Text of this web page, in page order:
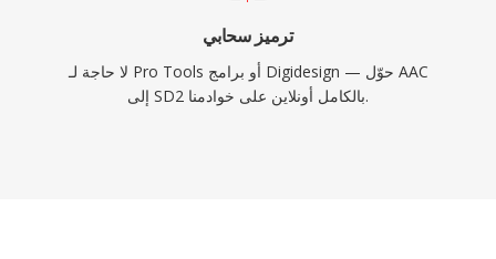
ترميز سحابي
لا حاجة لـ Pro Tools أو برامج Digidesign — حوّل AAC
إلى SD2 بالكامل أونلاين على خوادمنا.